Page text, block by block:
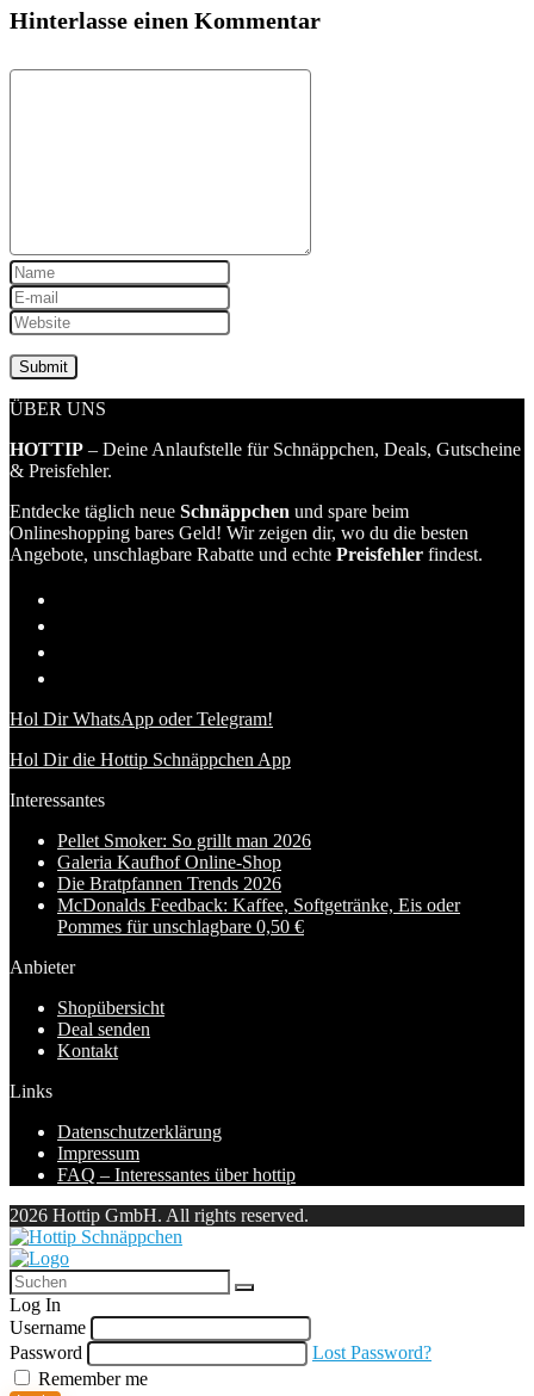
Hinterlasse einen Kommentar
ÜBER UNS
HOTTIP – Deine Anlaufstelle für Schnäppchen, Deals, Gutscheine
& Preisfehler.
Entdecke täglich neue Schnäppchen und spare beim
Onlineshopping bares Geld! Wir zeigen dir, wo du die besten
Angebote, unschlagbare Rabatte und echte Preisfehler findest.
Hol Dir WhatsApp oder Telegram!
Hol Dir die Hottip Schnäppchen App
Interessantes
Pellet Smoker: So grillt man 2026
Galeria Kaufhof Online-Shop
Die Bratpfannen Trends 2026
McDonalds Feedback: Kaffee, Softgetränke, Eis oder
Pommes für unschlagbare 0,50 €
Anbieter
Shopübersicht
Deal senden
Kontakt
Links
Datenschutzerklärung
Impressum
FAQ – Interessantes über hottip
2026 Hottip GmbH. All rights reserved.
Log In
Username
Password
Lost Password?
Remember me